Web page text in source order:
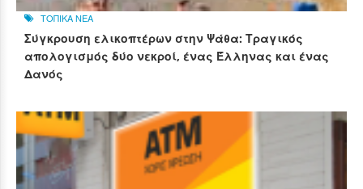
ΤΟΠΙΚΑ ΝΕΑ
Σύγκρουση ελικοπτέρων στην Ψάθα: Τραγικός
απολογισμός δύο νεκροί, ένας Έλληνας και ένας
Δανός